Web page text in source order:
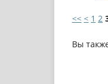
<< < 1 2
Вы